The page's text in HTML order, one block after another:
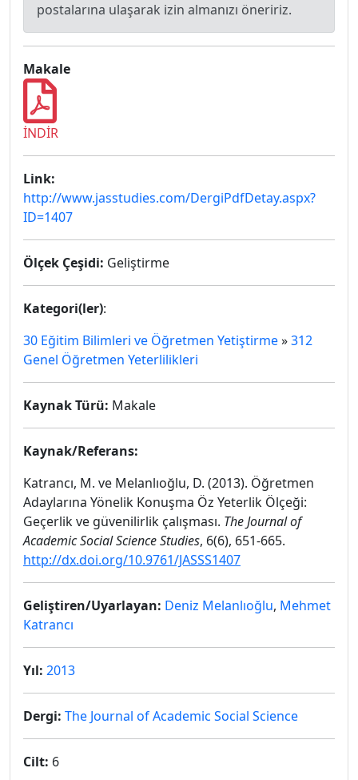
postalarına ulaşarak izin almanızı öneririz.
Makale
İNDİR
Link:
http://www.jasstudies.com/DergiPdfDetay.aspx?
ID=1407
Ölçek Çeşidi: Geliştirme
Kategori(ler):
30 Eğitim Bilimleri ve Öğretmen Yetiştirme»312
Genel Öğretmen Yeterlilikleri
Kaynak Türü: Makale
Kaynak/Referans:
Katrancı, M. ve Melanlıoğlu, D. (2013). Öğretmen
Adaylarına Yönelik Konuşma Öz Yeterlik Ölçeği:
Geçerlik ve güvenilirlik çalışması. The Journal of
Academic Social Science Studies, 6(6), 651-665.
http://dx.doi.org/10.9761/JASSS1407
Geliştiren/Uyarlayan: Deniz Melanlıoğlu, Mehmet
Katrancı
Yıl: 2013
Dergi: The Journal of Academic Social Science
Cilt: 6